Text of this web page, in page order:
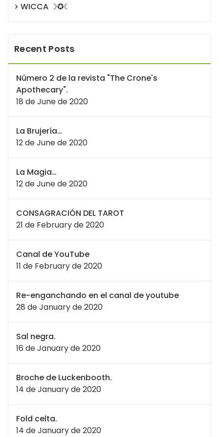
WICCA ☽✪☾
Recent Posts
Número 2 de la revista "The Crone's
Apothecary".
18 de June de 2020
La Brujería…
12 de June de 2020
La Magia…
12 de June de 2020
CONSAGRACIÓN DEL TAROT
21 de February de 2020
Canal de YouTube
11 de February de 2020
Re-enganchando en el canal de youtube
28 de January de 2020
Sal negra.
16 de January de 2020
Broche de Luckenbooth.
14 de January de 2020
Fold celta.
14 de January de 2020